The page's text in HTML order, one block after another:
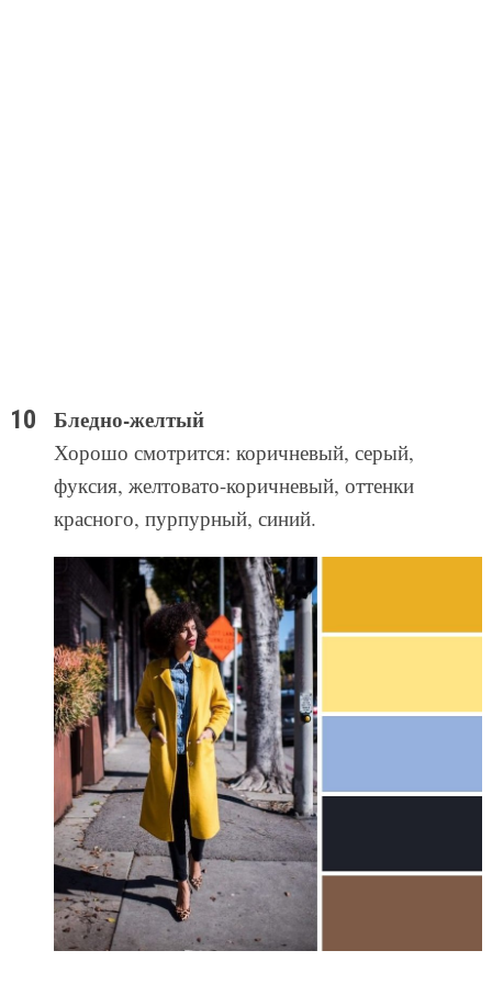
Бледно-желтый
Хорошо смотрится: коричневый, серый,
фуксия, желтовато-коричневый, оттенки
красного, пурпурный, синий.